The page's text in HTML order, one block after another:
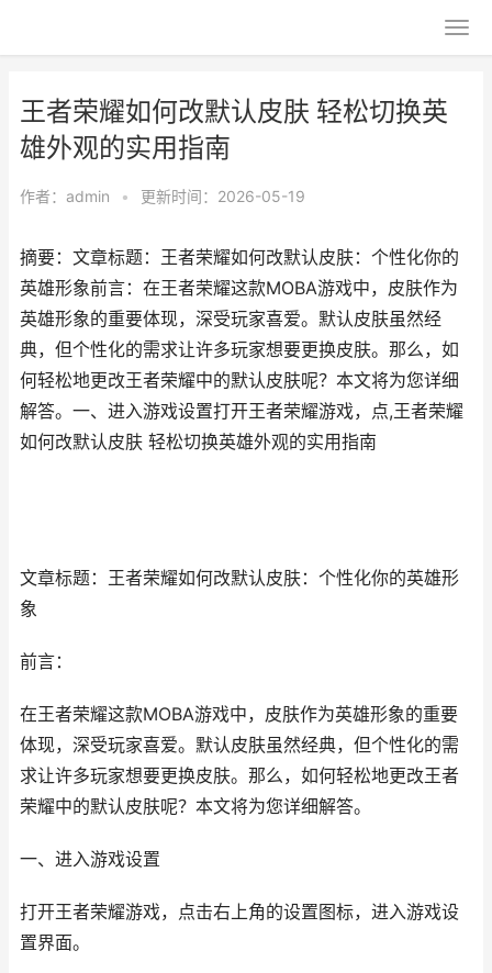
王者荣耀如何改默认皮肤 轻松切换英
雄外观的实用指南
作者： admin • 更新时间：2026-05-19
摘要：文章标题：王者荣耀如何改默认皮肤：个性化你的
英雄形象前言：在王者荣耀这款MOBA游戏中，皮肤作为
英雄形象的重要体现，深受玩家喜爱。默认皮肤虽然经
典，但个性化的需求让许多玩家想要更换皮肤。那么，如
何轻松地更改王者荣耀中的默认皮肤呢？本文将为您详细
解答。一、进入游戏设置打开王者荣耀游戏，点,王者荣耀
如何改默认皮肤 轻松切换英雄外观的实用指南
文章标题：王者荣耀如何改默认皮肤：个性化你的英雄形
象
前言：
在王者荣耀这款MOBA游戏中，皮肤作为英雄形象的重要
体现，深受玩家喜爱。默认皮肤虽然经典，但个性化的需
求让许多玩家想要更换皮肤。那么，如何轻松地更改王者
荣耀中的默认皮肤呢？本文将为您详细解答。
一、进入游戏设置
打开王者荣耀游戏，点击右上角的设置图标，进入游戏设
置界面。